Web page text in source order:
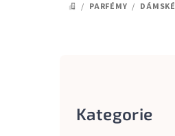
DOMŮ
/ PARFÉMY / DÁMSKÉ
Přeskočit
kategorie
Kategorie